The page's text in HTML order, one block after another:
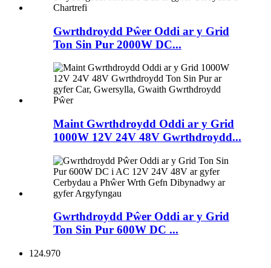
Gwrthdroydd Pŵer Oddi ar y Grid
Ton Sin Pur 2000W DC...
Maint Gwrthdroydd Oddi ar y Grid
1000W 12V 24V 48V Gwrthdroydd...
Gwrthdroydd Pŵer Oddi ar y Grid
Ton Sin Pur 600W DC ...
124.970